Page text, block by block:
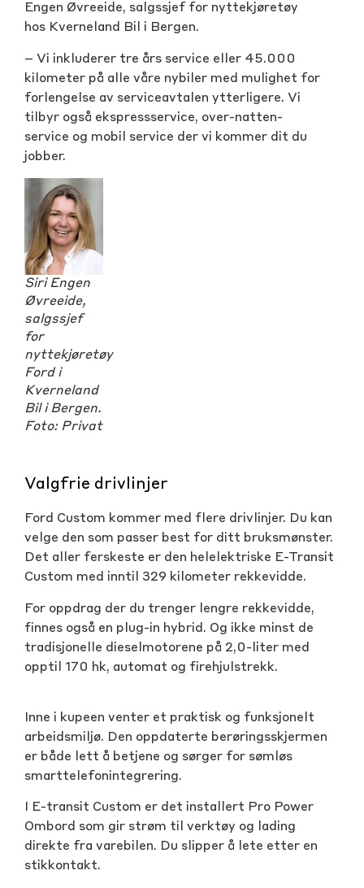
Engen Øvreeide, salgssjef for nyttekjøretøy
hos Kverneland Bil i Bergen.
– Vi inkluderer tre års service eller 45.000
kilometer på alle våre nybiler med mulighet for
forlengelse av serviceavtalen ytterligere. Vi
tilbyr også ekspressservice, over-natten-
service og mobil service der vi kommer dit du
jobber.
Siri Engen
Øvreeide,
salgssjef
for
nyttekjøretøy
Ford i
Kverneland
Bil i Bergen.
Foto: Privat
Valgfrie drivlinjer
Ford Custom kommer med flere drivlinjer. Du kan
velge den som passer best for ditt bruksmønster.
Det aller ferskeste er den helelektriske E-Transit
Custom med inntil 329 kilometer rekkevidde.
For oppdrag der du trenger lengre rekkevidde,
finnes også en plug-in hybrid. Og ikke minst de
tradisjonelle dieselmotorene på 2,0-liter med
opptil 170 hk, automat og firehjulstrekk.
Inne i kupeen venter et praktisk og funksjonelt
arbeidsmiljø. Den oppdaterte berøringsskjermen
er både lett å betjene og sørger for sømløs
smarttelefonintegrering.
I E-transit Custom er det installert Pro Power
Ombord som gir strøm til verktøy og lading
direkte fra varebilen. Du slipper å lete etter en
stikkontakt.